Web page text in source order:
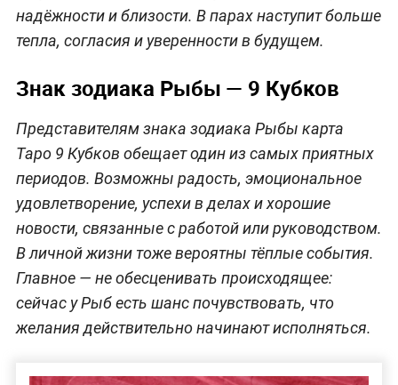
надёжности и близости. В парах наступит больше
тепла, согласия и уверенности в будущем.
Знак зодиака Рыбы — 9 Кубков
Представителям знака зодиака Рыбы карта
Таро 9 Кубков обещает один из самых приятных
периодов. Возможны радость, эмоциональное
удовлетворение, успехи в делах и хорошие
новости, связанные с работой или руководством.
В личной жизни тоже вероятны тёплые события.
Главное — не обесценивать происходящее:
сейчас у Рыб есть шанс почувствовать, что
желания действительно начинают исполняться.